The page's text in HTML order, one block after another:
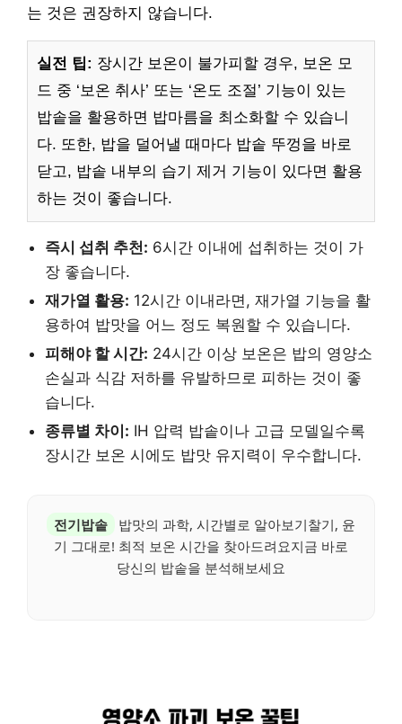
는 것은 권장하지 않습니다.
실전 팁: 장시간 보온이 불가피할 경우, 보온 모
드 중 ‘보온 취사’ 또는 ‘온도 조절’ 기능이 있는
밥솥을 활용하면 밥마름을 최소화할 수 있습니
다. 또한, 밥을 덜어낼 때마다 밥솥 뚜껑을 바로
닫고, 밥솥 내부의 습기 제거 기능이 있다면 활용
하는 것이 좋습니다.
즉시 섭취 추천: 6시간 이내에 섭취하는 것이 가
장 좋습니다.
재가열 활용: 12시간 이내라면, 재가열 기능을 활
용하여 밥맛을 어느 정도 복원할 수 있습니다.
피해야 할 시간: 24시간 이상 보온은 밥의 영양소
손실과 식감 저하를 유발하므로 피하는 것이 좋
습니다.
종류별 차이: IH 압력 밥솥이나 고급 모델일수록
장시간 보온 시에도 밥맛 유지력이 우수합니다.
전기밥솥
밥맛의 과학, 시간별로 알아보기찰기, 윤
기 그대로! 최적 보온 시간을 찾아드려요지금 바로
당신의 밥솥을 분석해보세요